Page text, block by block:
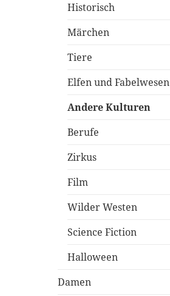
Historisch
Märchen
Tiere
Elfen und Fabelwesen
Andere Kulturen
Berufe
Zirkus
Film
Wilder Westen
Science Fiction
Halloween
Damen